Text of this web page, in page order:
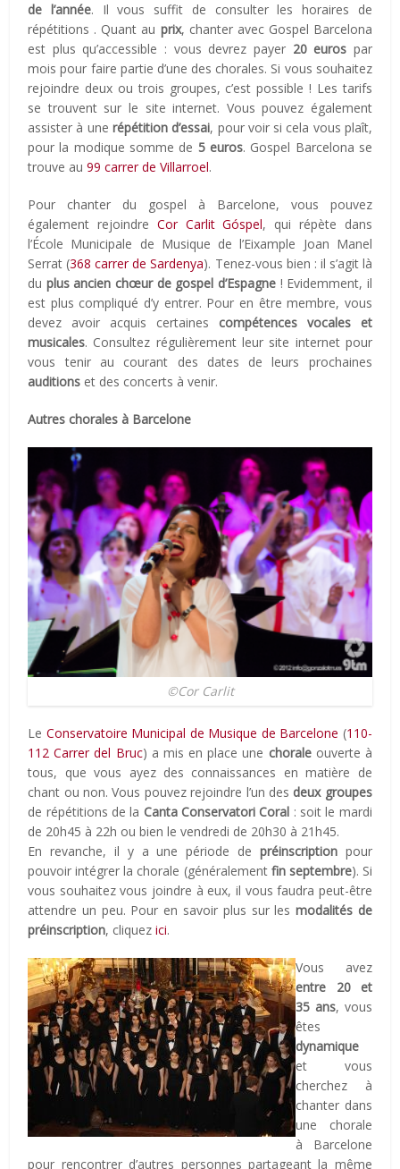
de l’année. Il vous suffit de consulter les horaires de
répétitions . Quant au prix, chanter avec Gospel Barcelona
est plus qu’accessible : vous devrez payer 20 euros par
mois pour faire partie d’une des chorales. Si vous souhaitez
rejoindre deux ou trois groupes, c’est possible ! Les tarifs
se trouvent sur le site internet. Vous pouvez également
assister à une répétition d’essai, pour voir si cela vous plaît,
pour la modique somme de 5 euros. Gospel Barcelona se
trouve au99 carrer de Villarroel.
Pour chanter du gospel à Barcelone, vous pouvez
également rejoindre Cor Carlit Góspel, qui répète dans
l’École Municipale de Musique de l’Eixample Joan Manel
Serrat (368 carrer de Sardenya). Tenez-vous bien : il s’agit là
du plus ancien chœur de gospel d’Espagne! Evidemment, il
est plus compliqué d’y entrer. Pour en être membre, vous
devez avoir acquis certaines compétences vocales et
musicales. Consultez régulièrement leur site internet pour
vous tenir au courant des dates de leurs prochaines
auditions et des concerts à venir.
Autres chorales à Barcelone
©Cor Carlit
Le Conservatoire Municipal de Musique de Barcelone (110-
112 Carrer del Bruc) a mis en place une choraleouverte à
tous, que vous ayez des connaissances en matière de
chant ou non. Vous pouvez rejoindre l’un des deux groupes
de répétitions de la Canta Conservatori Coral : soit le mardi
de 20h45 à 22h ou bien le vendredi de 20h30 à 21h45.
En revanche, il y a une période de préinscriptionpour
pouvoir intégrer la chorale (généralement fin septembre). Si
vous souhaitez vous joindre à eux, il vous faudra peut-être
attendre un peu. Pour en savoir plus sur lesmodalités de
préinscription, cliquezici.
Vous avez
entre 20 et
35 ans, vous
êtes
dynamique
et vous
cherchez à
chanter dans
une chorale
à Barcelone
pour rencontrer d’autres personnes partageant la même